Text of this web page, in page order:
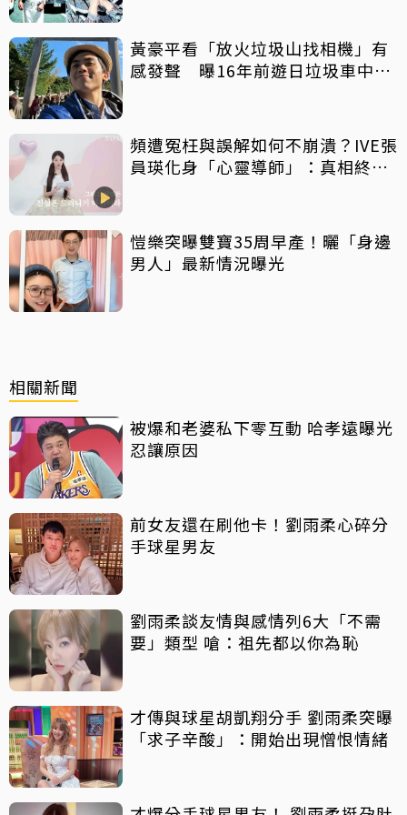
黃豪平看「放火垃圾山找相機」有
感發聲 曝16年前遊日垃圾車中含
頻遭冤枉與誤解如何不崩潰？IVE張
員瑛化身「心靈導師」：真相終會
愷樂突曝雙寶35周早產！曬「身邊
男人」最新情況曝光
相關新聞
被爆和老婆私下零互動 哈孝遠曝光
忍讓原因
前女友還在刷他卡！劉雨柔心碎分
手球星男友
劉雨柔談友情與感情列6大「不需
要」類型 嗆：祖先都以你為恥
才傳與球星胡凱翔分手 劉雨柔突曝
「求子辛酸」：開始出現憎恨情緒